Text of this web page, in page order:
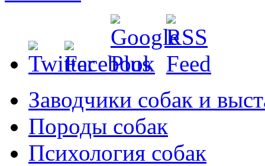
Заводчики собак и
Породы собак
Психология собак